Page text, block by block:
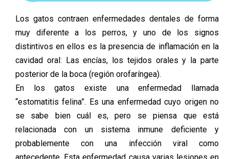
Los gatos contraen enfermedades dentales de forma
muy diferente a los perros, y uno de los signos
distintivos en ellos es la presencia de inflamación en la
cavidad oral: Las encías, los tejidos orales y la parte
posterior de la boca (región orofaríngea).
En los gatos existe una enfermedad llamada
“estomatitis felina”. Es una enfermedad cuyo origen no
se sabe bien cuál es, pero se piensa que está
relacionada con un sistema inmune deficiente y
probablemente con una infección viral como